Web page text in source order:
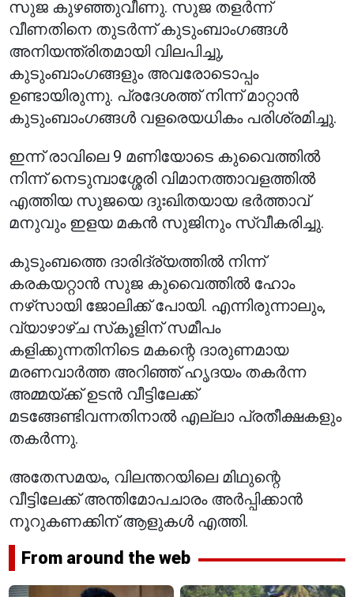
സുജ കുഴഞ്ഞുവീണു. സുജ തളർന്ന്
വീണതിനെ തുടർന്ന് കുടുംബാംഗങ്ങൾ
അനിയന്ത്രിതമായി വിലപിച്ചു,
കുടുംബാംഗങ്ങളും അവരോടൊപ്പം
ഉണ്ടായിരുന്നു. പ്രദേശത്ത് നിന്ന് മാറ്റാൻ
കുടുംബാംഗങ്ങൾ വളരെയധികം പരിശ്രമിച്ചു.
ഇന്ന് രാവിലെ 9 മണിയോടെ കുവൈത്തിൽ
നിന്ന് നെടുമ്പാശ്ശേരി വിമാനത്താവളത്തിൽ
എത്തിയ സുജയെ ദുഃഖിതയായ ഭർത്താവ്
മനുവും ഇളയ മകൻ സുജിനും സ്വീകരിച്ചു.
കുടുംബത്തെ ദാരിദ്ര്യത്തിൽ നിന്ന്
കരകയറ്റാൻ സുജ കുവൈത്തിൽ ഹോം
നഴ്‌സായി ജോലിക്ക് പോയി. എന്നിരുന്നാലും,
വ്യാഴാഴ്ച സ്‌കൂളിന് സമീപം
കളിക്കുന്നതിനിടെ മകന്റെ ദാരുണമായ
മരണവാർത്ത അറിഞ്ഞ് ഹൃദയം തകർന്ന
അമ്മയ്ക്ക് ഉടൻ വീട്ടിലേക്ക്
മടങ്ങേണ്ടിവന്നതിനാൽ എല്ലാ പ്രതീക്ഷകളും
തകർന്നു.
അതേസമയം, വിലന്തറയിലെ മിഥുന്റെ
വീട്ടിലേക്ക് അന്തിമോപചാരം അർപ്പിക്കാൻ
നൂറുകണക്കിന് ആളുകൾ എത്തി.
From around the web